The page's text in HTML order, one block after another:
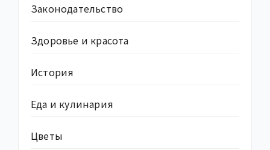
Законодательство
Здоровье и красота
История
Еда и кулинария
Цветы